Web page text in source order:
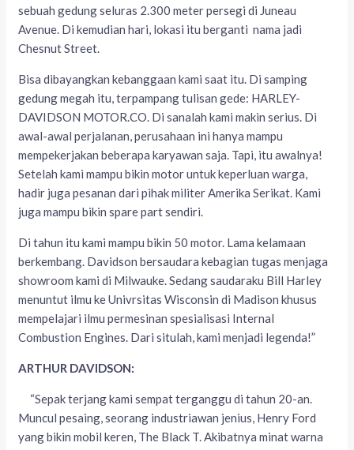
sebuah gedung seluras 2.300 meter persegi di Juneau
Avenue. Di kemudian hari, lokasi itu berganti nama jadi
Chesnut Street.
Bisa dibayangkan kebanggaan kami saat itu. Di samping
gedung megah itu, terpampang tulisan gede: HARLEY-
DAVIDSON MOTOR.CO. Di sanalah kami makin serius. Di
awal-awal perjalanan, perusahaan ini hanya mampu
mempekerjakan beberapa karyawan saja. Tapi, itu awalnya!
Setelah kami mampu bikin motor untuk keperluan warga,
hadir juga pesanan dari pihak militer Amerika Serikat. Kami
juga mampu bikin spare part sendiri.
Di tahun itu kami mampu bikin 50 motor. Lama kelamaan
berkembang. Davidson bersaudara kebagian tugas menjaga
showroom kami di Milwauke. Sedang saudaraku Bill Harley
menuntut ilmu ke Univrsitas Wisconsin di Madison khusus
mempelajari ilmu permesinan spesialisasi Internal
Combustion Engines. Dari situlah, kami menjadi legenda!”
ARTHUR DAVIDSON:
“Sepak terjang kami sempat terganggu di tahun 20-an.
Muncul pesaing, seorang industriawan jenius, Henry Ford
yang bikin mobil keren, The Black T. Akibatnya minat warna